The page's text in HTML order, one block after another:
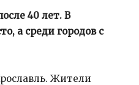
40 лет. В
а среди городов с
Жители